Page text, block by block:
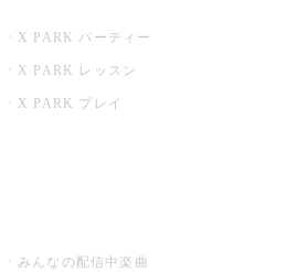
X PARK パーティー
X PARK レッスン
X PARK プレイ
みんなの配信中楽曲